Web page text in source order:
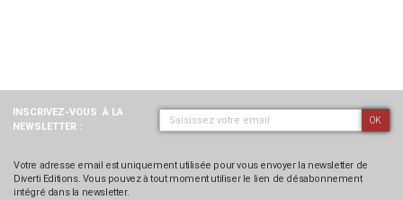
INSCRIVEZ-VOUS À LA
NEWSLETTER :
OK
Votre adresse email est uniquement utilisée pour vous envoyer la newsletter de
Diverti Editions. Vous pouvez à tout moment utiliser le lien de désabonnement
intégré dans la newsletter.